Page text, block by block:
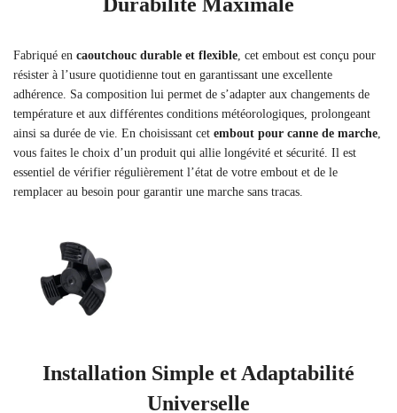
Fabriqué en caoutchouc durable et flexible , cet embout est conçu pour
résister à l’usure quotidienne tout en garantissant une excellente
adhérence. Sa composition lui permet de s’adapter aux changements de
température et aux différentes conditions météorologiques, prolongeant
ainsi sa durée de vie. En choisissant cet embout pour canne de marche
vous faites le choix d’un produit qui allie longévité et sécurité. Il est
essentiel de vérifier régulièrement l’état de votre embout et de le
remplacer au besoin pour garantir une marche sans tracas.
Installation Simple et Adaptabilité
Universelle